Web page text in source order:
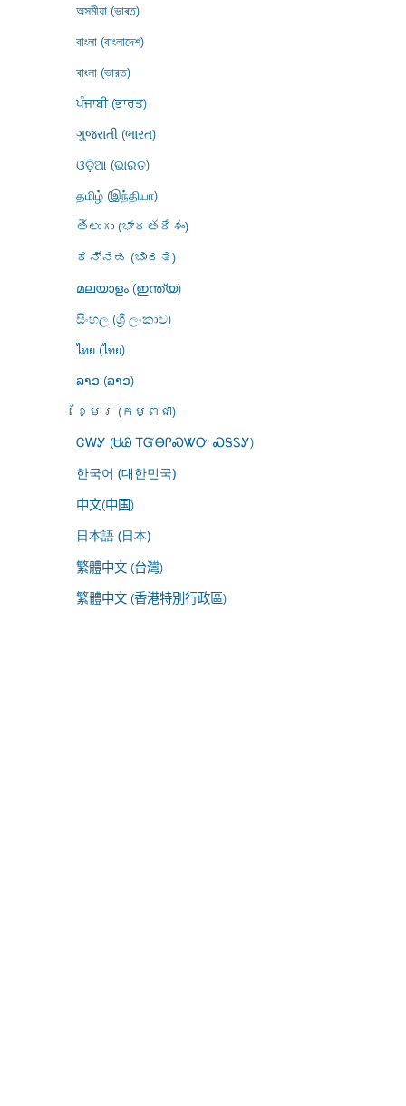
অসমীয়া (ভাৰত)
বাংলা (বাংলাদেশ)
বাংলা (ভারত)
ਪੰਜਾਬੀ (ਭਾਰਤ)
ગુજરાતી (ભારત)
ଓଡ଼ିଆ (ଭାରତ)
தமிழ் (இந்தியா)
తెలుగు (భారతదేశం)
ಕನ್ನಡ (ಭಾರತ)
മലയാളം (ഇന്ത്യ)
සිංහල (ශ්‍රී ලංකාව)
ไทย (ไทย)
ລາວ (ລາວ)
ខ្មែរ (កម្ពុជា)
ᏣᎳᎩ (ᏌᏊ ᎢᏳᎾᎵᏍᏔᏅ ᏍᎦᏚᎩ)
한국어 (대한민국)
中文(中国)
日本語 (日本)
繁體中文 (台灣)
繁體中文 (香港特別行政區)